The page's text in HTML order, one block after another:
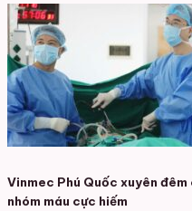
Vinmec Phú Quốc xuyên
nhóm máu cực hiếm